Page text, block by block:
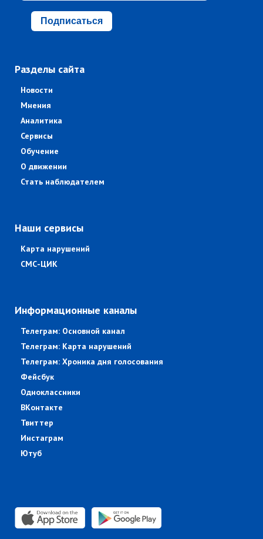
Подписаться
Разделы сайта
Новости
Мнения
Аналитика
Сервисы
Обучение
О движении
Стать наблюдателем
Наши сервисы
Карта нарушений
СМС-ЦИК
Информационные каналы
Телеграм: Основной канал
Телеграм: Карта нарушений
Телеграм: Хроника дня голосования
Фейсбук
Одноклассники
ВКонтакте
Твиттер
Инстаграм
Ютуб